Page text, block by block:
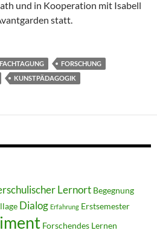
und in Kooperation mit Isabell
statt.
FACHTAGUNG
FORSCHUNG
KUNSTPÄDAGOGIK
Lernort Begegnung
Dialog Erfahrung Erstsemester
Forschendes Lernen